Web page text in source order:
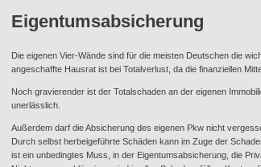
Eigentumsabsicherung
Die eigenen Vier-Wände sind für die meisten Deutschen die
angeschaffte Hausrat ist bei Totalverlust, da die finanziellen
Noch gravierender ist der Totalschaden an der eigenen
unerlässlich.
Außerdem darf die Absicherung des eigenen Pkw nicht
Durch selbst herbeigeführte Schäden kann im Zuge der
ist ein unbedingtes Muss, in der Eigentumsabsicherung, die